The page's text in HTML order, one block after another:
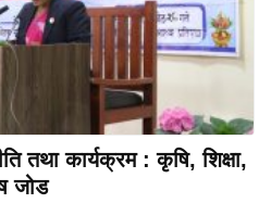
तथा कार्यक्रम : कृषि, शिक्षा,
जोड